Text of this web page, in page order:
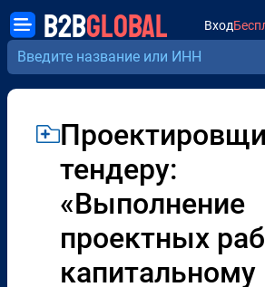
B2BGLOBAL Вход
тендеру:
«Выполнение
проектных
капитальному